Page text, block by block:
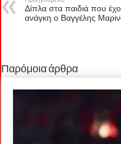
Δίπλα στα παιδιά που
ανάγκη ο Βαγγέλης
Παρόμοια άρθρα